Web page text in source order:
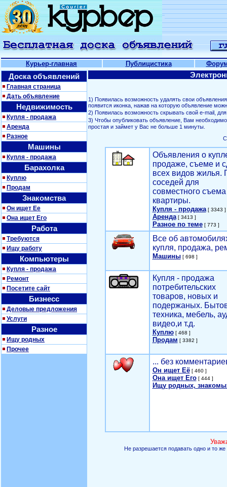
Курьер-главная Публицистика
Доска объявлений
Главная страница
Дать объявление
Недвижимость
Купля - продажа
Аренда
Разное
Машины
Купля - продажа
Барахолка
Куплю
Продам
Знакомства
Он ищет Ее
Она ищет Его
Работа
Требуются
Ищу работу
Компьютеры
Купля - продажа
Ремонт
Посетите сайт
Бизнесс
Деловые предложения
Услуги
Разное
Ищу родных
Прочее
1) Появилась возможность удалять свои
появится иконка, нажав на которую объявление
2) Появилась возможность скрывать свой е-mail,
3) Чтобы опубликовать объявление, Вам
простая и займет у Вас не больше 1 минуты.
Объявления о
продаже, съеме и
всех видов жилья.
соседей для
совместного съема
квартиры.
Купля - продажа[ 3343 ]
Аренда[ 3413 ]
Разное по теме[ 773 ]
Все об
купля, продажа,
Машины[ 698 ]
Купля - продажа
потребительских
товаров, новых и
подержаных.
техника, мебель,
видео,и т.д.
Куплю[ 468 ]
Продам [ 3382 ]
... без
Он ищет Её[ 460 ]
Она ищет Его[ 444 ]
Ищу родных,
Не разрешается подавать одно и то